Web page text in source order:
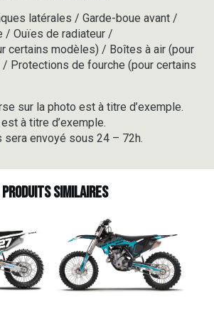
latérales / Garde-boue avant /
/ Ouïes de radiateur /
certains modèles) / Boîtes à air (pour
Protections de fourche (pour certains
sur la photo est à titre d’exemple.
à titre d’exemple.
sera envoyé sous 24 – 72h.
Produits similaires